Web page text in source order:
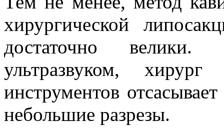
хирургической
достаточно велики.
ультразвуком,
инструментов
небольшие разрезы.